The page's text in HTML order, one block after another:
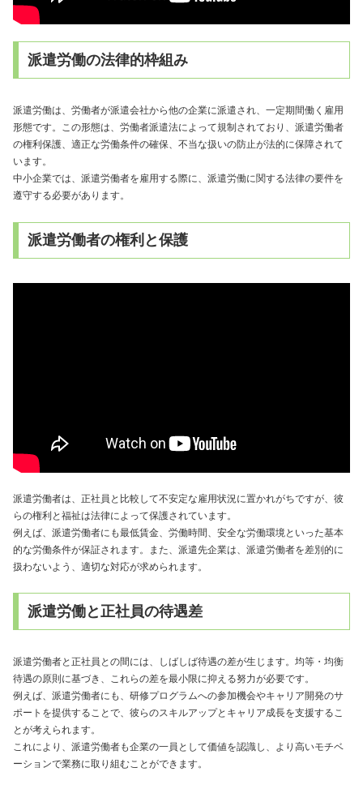
派遣労働の法律的枠組み
派遣労働は、労働者が派遣会社から他の企業に派遣され、一定期間働く雇用
形態です。この形態は、労働者派遣法によって規制されており、派遣労働者
の権利保護、適正な労働条件の確保、不当な扱いの防止が法的に保障されて
います。
中小企業では、派遣労働者を雇用する際に、派遣労働に関する法律の要件を
遵守する必要があります。
派遣労働者の権利と保護
派遣労働者は、正社員と比較して不安定な雇用状況に置かれがちですが、彼
らの権利と福祉は法律によって保護されています。
例えば、派遣労働者にも最低賃金、労働時間、安全な労働環境といった基本
的な労働条件が保証されます。また、派遣先企業は、派遣労働者を差別的に
扱わないよう、適切な対応が求められます。
派遣労働と正社員の待遇差
派遣労働者と正社員との間には、しばしば待遇の差が生じます。均等・均衡
待遇の原則に基づき、これらの差を最小限に抑える努力が必要です。
例えば、派遣労働者にも、研修プログラムへの参加機会やキャリア開発のサ
ポートを提供することで、彼らのスキルアップとキャリア成長を支援するこ
とが考えられます。
これにより、派遣労働者も企業の一員として価値を認識し、より高いモチベ
ーションで業務に取り組むことができます。